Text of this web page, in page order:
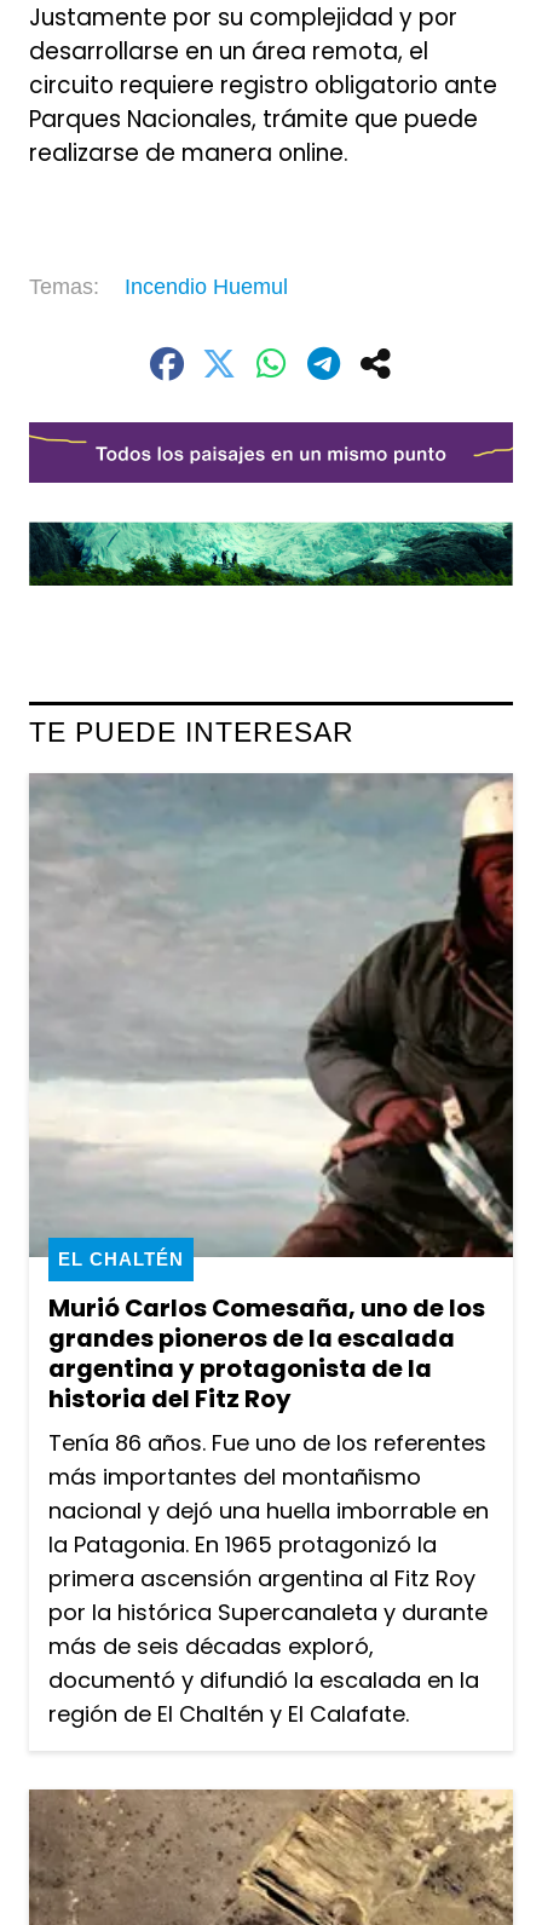
Justamente por su complejidad y por
desarrollarse en un área remota, el
circuito requiere registro obligatorio ante
Parques Nacionales, trámite que puede
realizarse de manera online.
Incendio Huemul
TE PUEDE INTERESAR
Murió Carlos Comesaña, uno de los
grandes pioneros de la escalada
argentina y protagonista de la
historia del Fitz Roy
EL CHALTÉN
Tenía 86 años. Fue uno de los referentes
más importantes del montañismo
nacional y dejó una huella imborrable en
la Patagonia. En 1965 protagonizó la
primera ascensión argentina al Fitz Roy
por la histórica Supercanaleta y durante
más de seis décadas exploró,
documentó y difundió la escalada en la
región de El Chaltén y El Calafate.